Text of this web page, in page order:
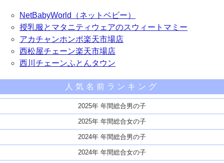
NetBabyWorld（ネットベビー）
授乳服とマタニティウェアのスウィートマミー
アカチャンホンポ楽天市場店
西松屋チェーン楽天市場店
西川チェーンふとんタウン
人気名前ランキング
2025年 年間総合男の子
2025年 年間総合女の子
2024年 年間総合男の子
2024年 年間総合女の子